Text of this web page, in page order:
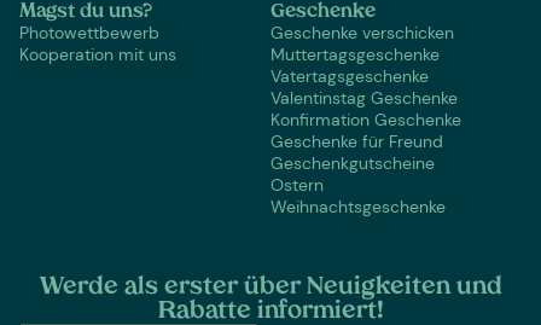
Magst du uns?
Photowettbewerb
Kooperation mit uns
Geschenke
Geschenke verschicken
Muttertagsgeschenke
Vatertagsgeschenke
Valentinstag Geschenke
Konfirmation Geschenke
Geschenke für Freund
Geschenkgutscheine
Ostern
Weihnachtsgeschenke
Werde als erster über Neuigkeiten und
Rabatte informiert!